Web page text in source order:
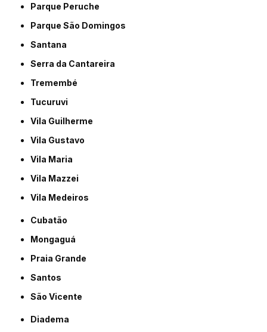
Parque Peruche
Parque São Domingos
Santana
Serra da Cantareira
Tremembé
Tucuruvi
Vila Guilherme
Vila Gustavo
Vila Maria
Vila Mazzei
Vila Medeiros
Cubatão
Mongaguá
Praia Grande
Santos
São Vicente
Diadema